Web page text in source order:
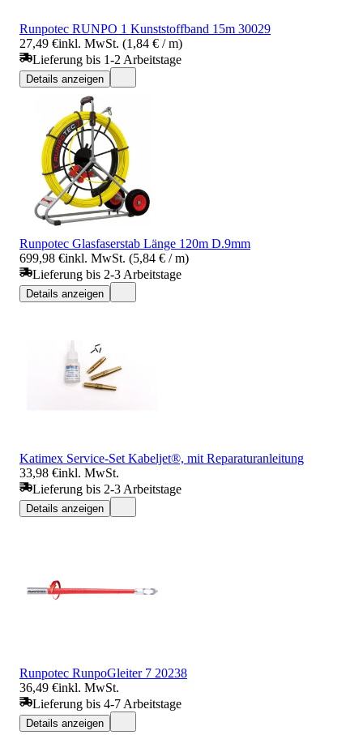
Runpotec RUNPO 1 Kunststoffband 15m 30029
27,49 €inkl. MwSt. (1,84 € / m)
Lieferung bis 1-2 Arbeitstage
Details anzeigen
Runpotec Glasfaserstab Länge 120m D.9mm
699,98 €inkl. MwSt. (5,84 € / m)
Lieferung bis 2-3 Arbeitstage
Details anzeigen
Katimex Service-Set Kabeljet®, mit Reparaturanleitung
33,98 €inkl. MwSt.
Lieferung bis 2-3 Arbeitstage
Details anzeigen
Runpotec RunpoGleiter 7 20238
36,49 €inkl. MwSt.
Lieferung bis 4-7 Arbeitstage
Details anzeigen